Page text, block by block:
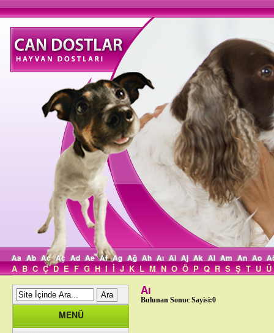
Aa Ab Ac Aç Ad Ae Af Ag Ağ Ah Aı Ai Aj Ak Al Am An Ao
A B C Ç D E F G H I İ J K L M N O Ö P Q R S Ş T U Ü
MENÜ
Aı
Bulunan Sonuc Sayisi:0